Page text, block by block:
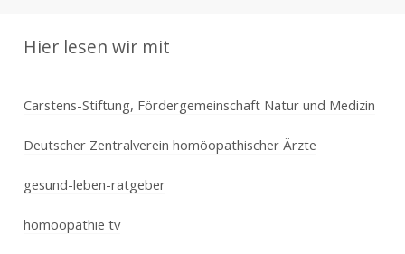
Hier lesen wir mit
Carstens-Stiftung, Fördergemeinschaft Natur und Medizin
Deutscher Zentralverein homöopathischer Ärzte
gesund-leben-ratgeber
homöopathie tv